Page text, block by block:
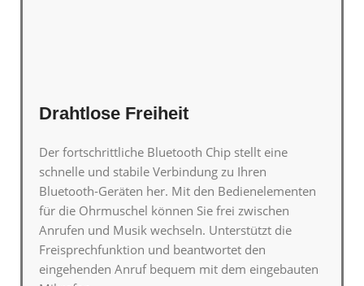
Drahtlose Freiheit
Der fortschrittliche Bluetooth Chip stellt eine
schnelle und stabile Verbindung zu Ihren
Bluetooth-Geräten her. Mit den Bedienelementen
für die Ohrmuschel können Sie frei zwischen
Anrufen und Musik wechseln. Unterstützt die
Freisprechfunktion und beantwortet den
eingehenden Anruf bequem mit dem eingebauten